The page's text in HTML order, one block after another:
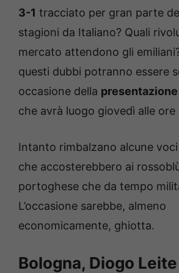
3-1 tracciato per gran parte
stagioni da Italiano? Quali
mercato attendono gli
questi dubbi potranno essere
occasione della presentazione
che avrà luogo giovedì alle ore
Intanto rimbalzano alcune
che accosterebbero ai
portoghese che da tempo
L’occasione sarebbe, almeno
economicamente, ghiotta.
Bologna, Diogo